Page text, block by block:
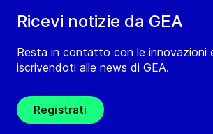
Ricevi notizie da GEA
Resta in contatto con le innovazioni
iscrivendoti alle news di GEA.
Registrati